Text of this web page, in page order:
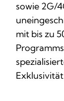
sowie 2G/
mit bis zu